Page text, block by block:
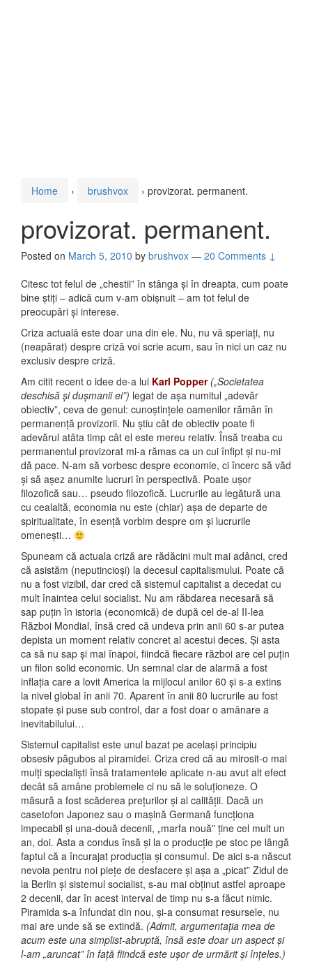
Home › brushvox › provizorat. permanent.
provizorat. permanent.
Posted on March 5, 2010 by brushvox — 20 Comments ↓
Citesc tot felul de „chestii” în stânga și în dreapta, cum poate
bine știți – adică cum v-am obișnuit – am tot felul de
preocupări și interese.
Criza actuală este doar una din ele. Nu, nu vă speriați, nu
(neapărat) despre criză voi scrie acum, sau în nici un caz nu
exclusiv despre criză.
Am citit recent o idee de-a lui Karl Popper („Societatea
deschisă și dușmanii ei”) legat de așa numitul „adevăr
obiectiv”, ceva de genul: cunoștințele oamenilor rămân în
permanență provizorii. Nu știu cât de obiectiv poate fi
adevărul atâta timp cât el este mereu relativ. Însă treaba cu
permanentul provizorat mi-a rămas ca un cui înfipt și nu-mi
dă pace. N-am să vorbesc despre economie, ci încerc să văd
și să așez anumite lucruri în perspectivă. Poate ușor
filozofică sau… pseudo filozofică. Lucrurile au legătură una
cu cealaltă, economia nu este (chiar) așa de departe de
spiritualitate, în esență vorbim despre om și lucrurile
omenești…
Spuneam că actuala criză are rădăcini mult mai adânci, cred
că asistăm (neputincioși) la decesul capitalismului. Poate că
nu a fost vizibil, dar cred că sistemul capitalist a decedat cu
mult înaintea celui socialist. Nu am răbdarea necesară să
sap puțin în istoria (economică) de după cel de-al II-lea
Război Mondial, însă cred că undeva prin anii 60 s-ar putea
depista un moment relativ concret al acestui deces. Și asta
ca să nu sap și mai înapoi, fiindcă fiecare război are cel puțin
un filon solid economic. Un semnal clar de alarmă a fost
inflația care a lovit America la mijlocul anilor 60 și s-a extins
la nivel global în anii 70. Aparent în anii 80 lucrurile au fost
stopate și puse sub control, dar a fost doar o amânare a
inevitabilului…
Sistemul capitalist este unul bazat pe același principiu
obsesiv păgubos al piramidei. Criza cred că au mirosit-o mai
mulți specialiști însă tratamentele aplicate n-au avut alt efect
decât să amâne problemele ci nu să le soluționeze. O
măsură a fost scăderea prețurilor și al calității. Dacă un
casetofon Japonez sau o mașină Germană funcționa
impecabil și una-două decenii, „marfa nouă” ține cel mult un
an, doi. Asta a condus însă și la o producție pe stoc pe lângă
faptul că a încurajat producția și consumul. De aici s-a născut
nevoia pentru noi piețe de desfacere și așa a „picat” Zidul de
la Berlin și sistemul socialist, s-au mai obținut astfel aproape
2 decenii, dar în acest interval de timp nu s-a făcut nimic.
Piramida s-a înfundat din nou, și-a consumat resursele, nu
mai are unde să se extindă. (Admit, argumentația mea de
acum este una simplist-abruptă, însă este doar un aspect și
l-am „aruncat” în față fiindcă este ușor de urmărit și înțeles.)